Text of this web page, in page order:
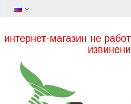
интернет-магазин не